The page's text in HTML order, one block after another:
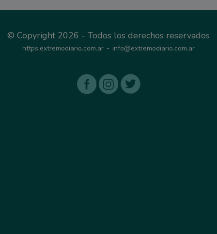
© Copyright 2026 - Todos los derechos reservados
https:extremodiario.com.ar - info@extremodiario.com.ar